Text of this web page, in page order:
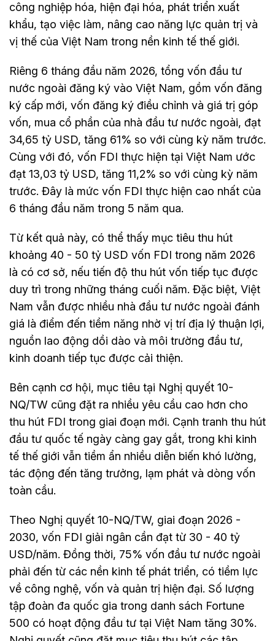
công nghiệp hóa, hiện đại hóa, phát triển xuất
khẩu, tạo việc làm, nâng cao năng lực quản trị và
vị thế của Việt Nam trong nền kinh tế thế giới.
Riêng 6 tháng đầu năm 2026, tổng vốn đầu tư
nước ngoài đăng ký vào Việt Nam, gồm vốn đăng
ký cấp mới, vốn đăng ký điều chỉnh và giá trị góp
vốn, mua cổ phần của nhà đầu tư nước ngoài, đạt
34,65 tỷ USD, tăng 61% so với cùng kỳ năm trước.
Cùng với đó, vốn FDI thực hiện tại Việt Nam ước
đạt 13,03 tỷ USD, tăng 11,2% so với cùng kỳ năm
trước. Đây là mức vốn FDI thực hiện cao nhất của
6 tháng đầu năm trong 5 năm qua.
Từ kết quả này, có thể thấy mục tiêu thu hút
khoảng 40 - 50 tỷ USD vốn FDI trong năm 2026
là có cơ sở, nếu tiến độ thu hút vốn tiếp tục được
duy trì trong những tháng cuối năm. Đặc biệt, Việt
Nam vẫn được nhiều nhà đầu tư nước ngoài đánh
giá là điểm đến tiềm năng nhờ vị trí địa lý thuận lợi,
nguồn lao động dồi dào và môi trường đầu tư,
kinh doanh tiếp tục được cải thiện.
Bên cạnh cơ hội, mục tiêu tại Nghị quyết 10-
NQ/TW cũng đặt ra nhiều yêu cầu cao hơn cho
thu hút FDI trong giai đoạn mới. Cạnh tranh thu hút
đầu tư quốc tế ngày càng gay gắt, trong khi kinh
tế thế giới vẫn tiềm ẩn nhiều diễn biến khó lường,
tác động đến tăng trưởng, lạm phát và dòng vốn
toàn cầu.
Theo Nghị quyết 10-NQ/TW, giai đoạn 2026 -
2030, vốn FDI giải ngân cần đạt từ 30 - 40 tỷ
USD/năm. Đồng thời, 75% vốn đầu tư nước ngoài
phải đến từ các nền kinh tế phát triển, có tiềm lực
về công nghệ, vốn và quản trị hiện đại. Số lượng
tập đoàn đa quốc gia trong danh sách Fortune
500 có hoạt động đầu tư tại Việt Nam tăng 30%.